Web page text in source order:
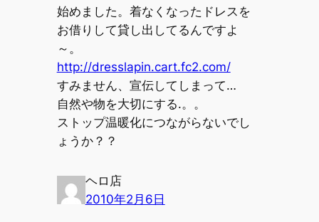
始めました。着なくなったドレスを
お借りして貸し出してるんですよ
～。
http://dresslapin.cart.fc2.com/
すみません、宣伝してしまって…
自然や物を大切にする.。。
ストップ温暖化につながらないでし
ょうか？？
ヘロ店
2010年2月6日